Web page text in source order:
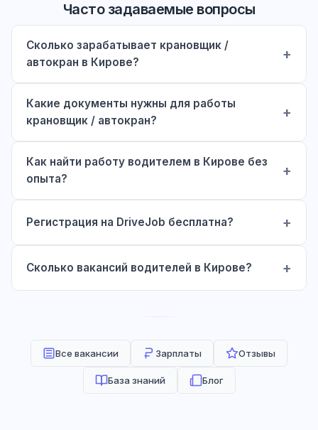
Часто задаваемые вопросы
Сколько зарабатывает крановщик /
автокран в Кирове?
Какие документы нужны для работы
крановщик / автокран?
Как найти работу водителем в Кирове без
опыта?
Регистрация на DriveJob бесплатна?
Сколько вакансий водителей в Кирове?
Все вакансии Зарплаты Отзывы
База знаний Блог